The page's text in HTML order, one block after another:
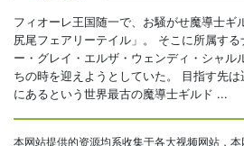
フィオーレ王国随一で、お騒がせ魔導士ギ
尻尾フェアリーテイル」。 そこに所属す
ー・グレイ・エルザ・ウェンディ・シャル
ちの時を迎えようとしていた。 目指す先
にあるという世界最古の魔導士ギルド ...
本网站提供的资源均系收集于各大视频网站，